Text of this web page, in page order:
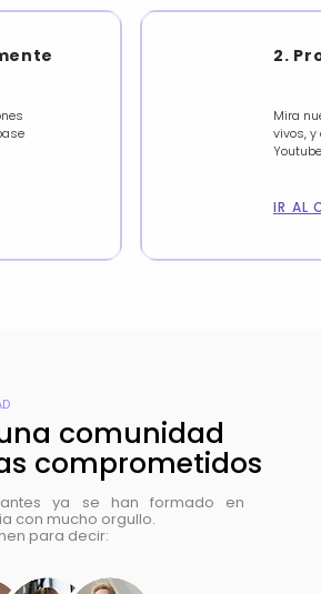
2.
Mira
vivos, y
IR AL
comunidad
comprometidos
ya se han formado en
con mucho orgullo.
para decir: